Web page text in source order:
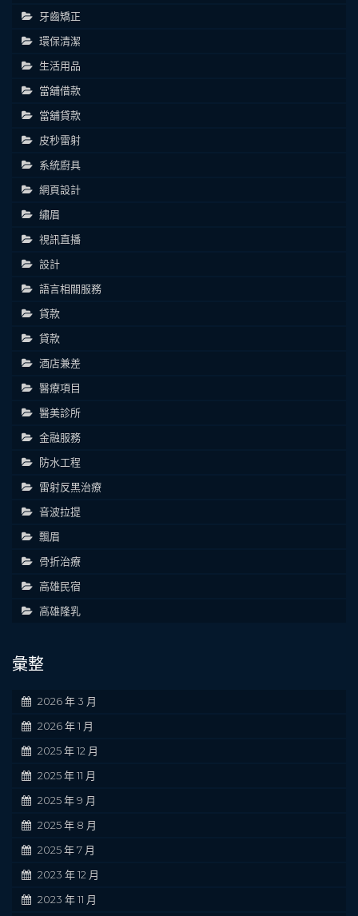
牙齒矯正
環保清潔
生活用品
當舖借款
當舖貸款
皮秒雷射
系統廚具
網頁設計
繡眉
視訊直播
設計
語言相關服務
貸款
貸款
酒店兼差
醫療項目
醫美診所
金融服務
防水工程
雷射反黑治療
音波拉提
飄眉
骨折治療
高雄民宿
高雄隆乳
彙整
2026 年 3 月
2026 年 1 月
2025 年 12 月
2025 年 11 月
2025 年 9 月
2025 年 8 月
2025 年 7 月
2023 年 12 月
2023 年 11 月